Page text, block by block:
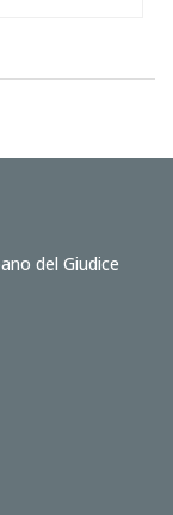
del Giudice